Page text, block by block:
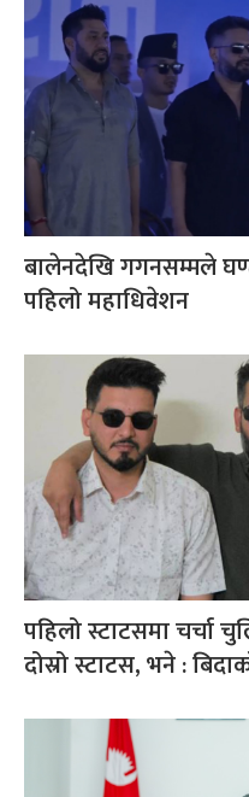
बालेनदेखि गगनसम्मले
पहिलो महाधिवेशन
पहिलो स्टाटसमा चर्चा
दोस्रो स्टाटस, भने :